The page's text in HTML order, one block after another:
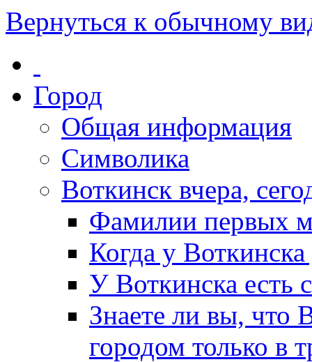
Вернуться к обычному
Город
Общая информация
Символика
Воткинск вчера,
Фамилии первых
Когда у
У Воткинска есть
Знаете ли вы, что
городом только в